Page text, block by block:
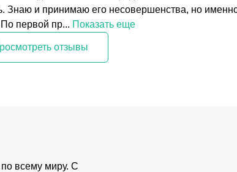
Знаю и принимаю его несовершенства, но
первой пр... Показать еще
отзывы
всему миру. С